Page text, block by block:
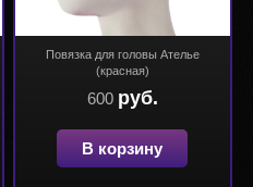
Повязка для головы Ателье
(красная)
600 руб.
В корзину